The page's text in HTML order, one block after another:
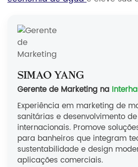
Simão Yang
Gerente de Marketing na
Experiência em marketing de
sanitárias e desenvolvimento
internacionais. Promove
para banheiros que integram
sustentabilidade e design
aplicações comerciais.